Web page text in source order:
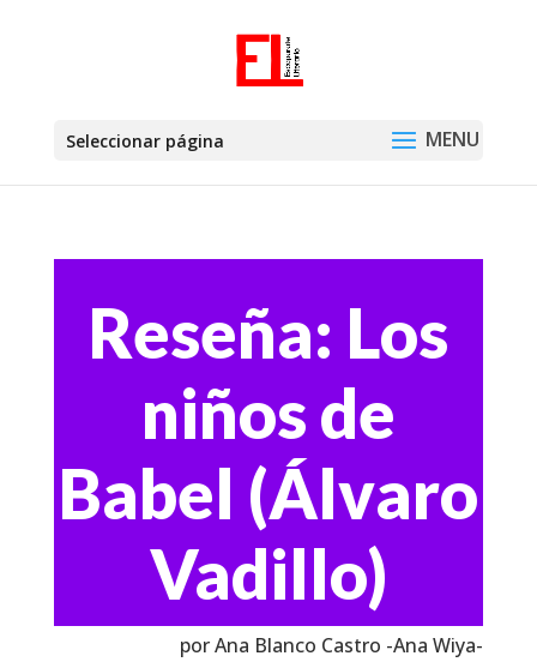
Seleccionar página
Reseña: Los
niños de
Babel (Álvaro
Vadillo)
por Ana Blanco Castro -Ana Wiya-